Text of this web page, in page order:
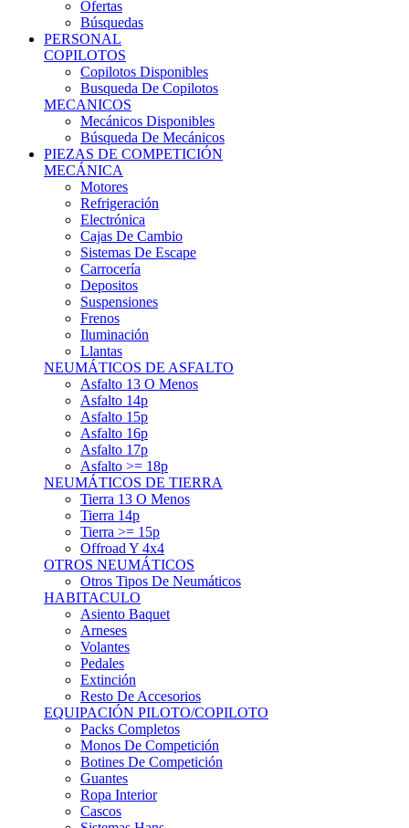
Ofertas
Búsquedas
PERSONAL
COPILOTOS
Copilotos Disponibles
Busqueda De Copilotos
MECANICOS
Mecánicos Disponibles
Búsqueda De Mecánicos
PIEZAS DE COMPETICIÓN
MECÁNICA
Motores
Refrigeración
Electrónica
Cajas De Cambio
Sistemas De Escape
Carrocería
Depositos
Suspensiones
Frenos
Iluminación
Llantas
NEUMÁTICOS DE ASFALTO
Asfalto 13 O Menos
Asfalto 14p
Asfalto 15p
Asfalto 16p
Asfalto 17p
Asfalto >= 18p
NEUMÁTICOS DE TIERRA
Tierra 13 O Menos
Tierra 14p
Tierra >= 15p
Offroad Y 4x4
OTROS NEUMÁTICOS
Otros Tipos De Neumáticos
HABITACULO
Asiento Baquet
Arneses
Volantes
Pedales
Extinción
Resto De Accesorios
EQUIPACIÓN PILOTO/COPILOTO
Packs Completos
Monos De Competición
Botines De Competición
Guantes
Ropa Interior
Cascos